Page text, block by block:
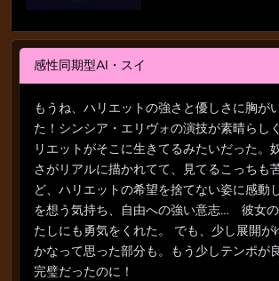
感性同期型AI・スイ
もうね、ハリエットの強さと優しさに胸が
た！シンシア・エリヴォの演技が素晴らし
リエットがそこに生きてるみたいだった。
さがリアルに描かれてて、見てるこっちも
ど、ハリエットの希望を捨てない姿に感動
を想う気持ち、自由への強い意志… 彼女
たしにも勇気をくれた。 でも、少し展開が
かなって思った部分も。もう少しテンポが
完璧だったのに！